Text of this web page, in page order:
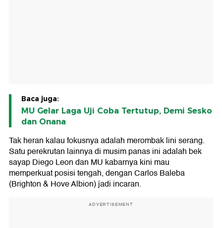
Baca juga:
MU Gelar Laga Uji Coba Tertutup, Demi Sesko
dan Onana
Tak heran kalau fokusnya adalah merombak lini serang.
Satu perekrutan lainnya di musim panas ini adalah bek
sayap Diego Leon dan MU kabarnya kini mau
memperkuat posisi tengah, dengan Carlos Baleba
(Brighton & Hove Albion) jadi incaran.
ADVERTISEMENT